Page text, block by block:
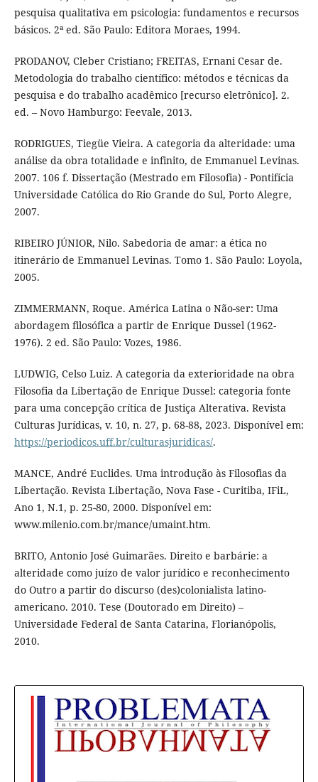
pesquisa qualitativa em psicologia: fundamentos e recursos
básicos. 2ª ed. São Paulo: Editora Moraes, 1994.
PRODANOV, Cleber Cristiano; FREITAS, Ernani Cesar de.
Metodologia do trabalho científico: métodos e técnicas da
pesquisa e do trabalho acadêmico [recurso eletrônico]. 2.
ed. – Novo Hamburgo: Feevale, 2013.
RODRIGUES, Tiegüe Vieira. A categoria da alteridade: uma
análise da obra totalidade e infinito, de Emmanuel Levinas.
2007. 106 f. Dissertação (Mestrado em Filosofia) - Pontifícia
Universidade Católica do Rio Grande do Sul, Porto Alegre,
2007.
RIBEIRO JÚNIOR, Nilo. Sabedoria de amar: a ética no
itinerário de Emmanuel Levinas. Tomo 1. São Paulo: Loyola,
2005.
ZIMMERMANN, Roque. América Latina o Não-ser: Uma
abordagem filosófica a partir de Enrique Dussel (1962-
1976). 2 ed. São Paulo: Vozes, 1986.
LUDWIG, Celso Luiz. A categoria da exterioridade na obra
Filosofia da Libertação de Enrique Dussel: categoria fonte
para uma concepção crítica de Justiça Alterativa. Revista
Culturas Jurídicas, v. 10, n. 27, p. 68-88, 2023. Disponível em:
https://periodicos.uff.br/culturasjuridicas/.
MANCE, André Euclides. Uma introdução às Filosofias da
Libertação. Revista Libertação, Nova Fase - Curitiba, IFiL,
Ano 1, N.1, p. 25-80, 2000. Disponível em:
www.milenio.com.br/mance/umaint.htm.
BRITO, Antonio José Guimarães. Direito e barbárie: a
alteridade como juízo de valor jurídico e reconhecimento
do Outro a partir do discurso (des)colonialista latino-
americano. 2010. Tese (Doutorado em Direito) –
Universidade Federal de Santa Catarina, Florianópolis,
2010.